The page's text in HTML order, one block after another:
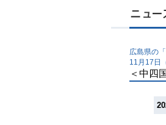
広島県の
11月17日
＜中四